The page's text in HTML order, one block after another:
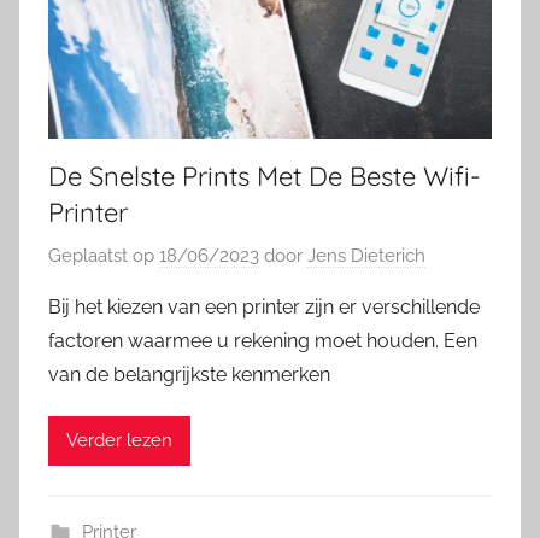
De Snelste Prints Met De Beste Wifi-
Printer
Geplaatst op 18/06/2023 door Jens Dieterich
Bij het kiezen van een printer zijn er verschillende
factoren waarmee u rekening moet houden. Een
van de belangrijkste kenmerken
Verder lezen
Printer